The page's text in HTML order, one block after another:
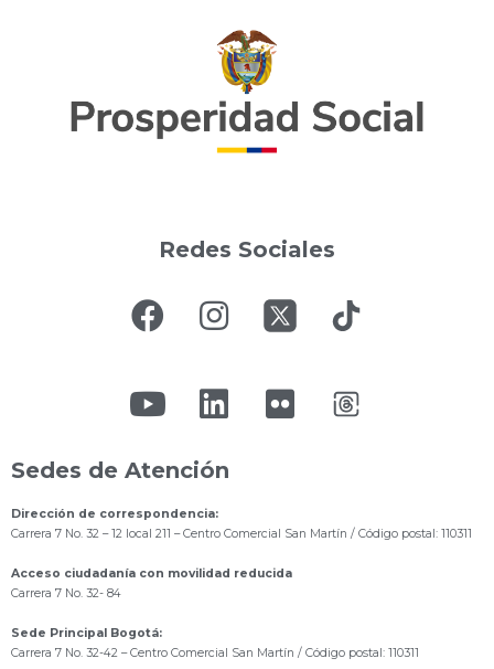
Redes Sociales
Sedes de Atención
Dirección de correspondencia:
Carrera 7 No. 32 – 12 local 211 – Centro Comercial San Martín / Código postal: 110311
Acceso ciudadanía con movilidad reducida
Carrera 7 No. 32- 84
Sede Principal Bogotá:
Carrera 7 No. 32-42 – Centro Comercial San Martín / Código postal: 110311